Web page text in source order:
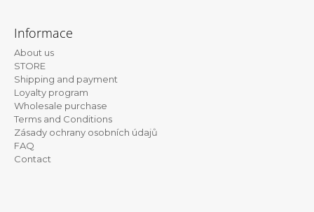
Informace
About us
STORE
Shipping and payment
Loyalty program
Wholesale purchase
Terms and Conditions
Zásady ochrany osobních údajů
FAQ
Contact